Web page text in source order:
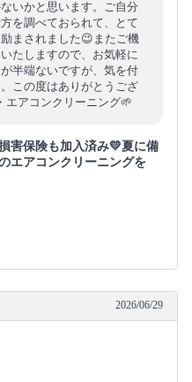
いかと思います。ご自分
を調べておられて、とて
まされました😉またご機
たしますので、お気軽に
半端ないですが、気を付
この度はありがとうござ
エアコンクリーニング🌱
害保険も加入済み💛夏に備
エアコンクリーニングを
2026/06/29